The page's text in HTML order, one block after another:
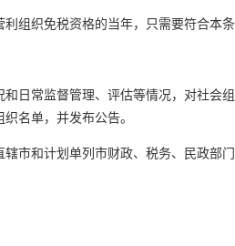
织免税资格的当年，只需要符合本条
常监督管理、评估等情况，对社会
名单，并发布公告。
和计划单列市财政、税务、民政部门